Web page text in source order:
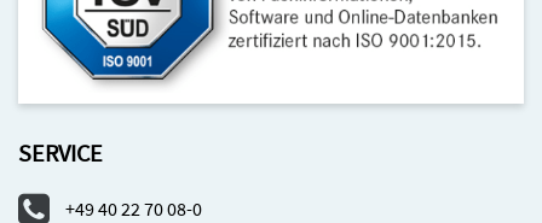
SERVICE
+49 40 22 70 08-0